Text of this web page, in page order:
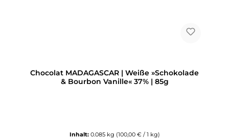
Chocolat MADAGASCAR | Weiße »Schokolade
& Bourbon Vanille« 37% | 85g
Inhalt: 0.085 kg (100,00 € / 1 kg)